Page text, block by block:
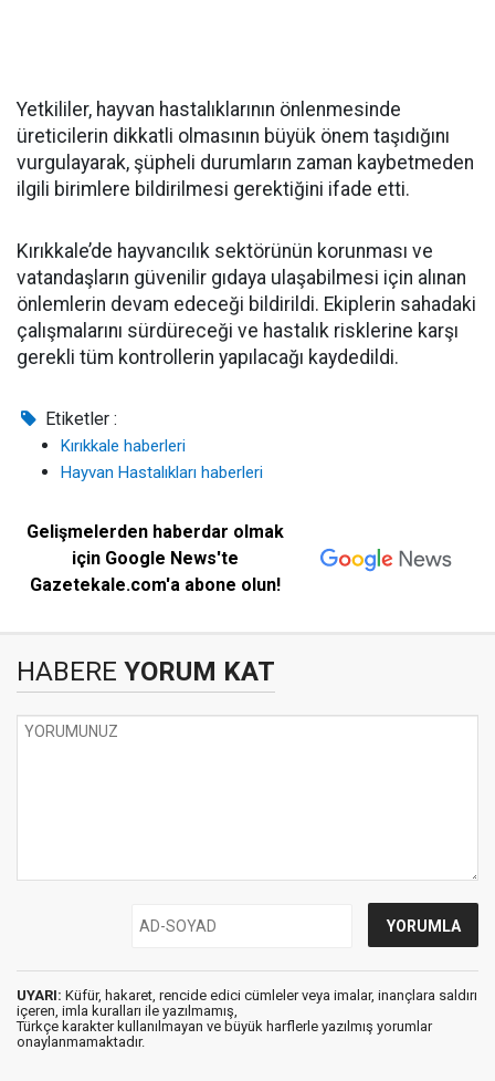
Yetkililer, hayvan hastalıklarının önlenmesinde
üreticilerin dikkatli olmasının büyük önem taşıdığını
vurgulayarak, şüpheli durumların zaman kaybetmeden
ilgili birimlere bildirilmesi gerektiğini ifade etti.
Kırıkkale’de hayvancılık sektörünün korunması ve
vatandaşların güvenilir gıdaya ulaşabilmesi için alınan
önlemlerin devam edeceği bildirildi. Ekiplerin sahadaki
çalışmalarını sürdüreceği ve hastalık risklerine karşı
gerekli tüm kontrollerin yapılacağı kaydedildi.
Etiketler :
Kırıkkale haberleri
Hayvan Hastalıkları haberleri
Gelişmelerden haberdar olmak
için Google News'te
Gazetekale.com'a abone olun!
HABERE YORUM KAT
UYARI: Küfür, hakaret, rencide edici cümleler veya imalar, inançlara saldırı
içeren, imla kuralları ile yazılmamış,
Türkçe karakter kullanılmayan ve büyük harflerle yazılmış yorumlar
onaylanmamaktadır.